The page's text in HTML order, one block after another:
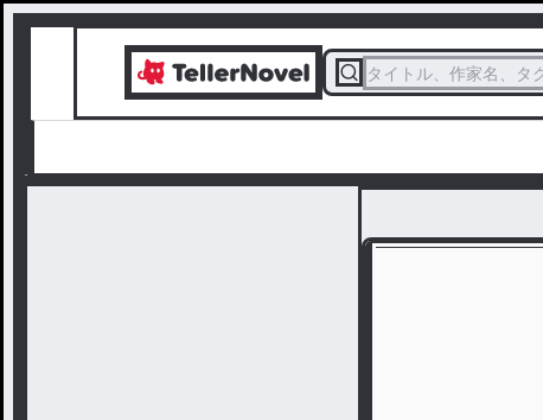
タイトル、作家名、タ